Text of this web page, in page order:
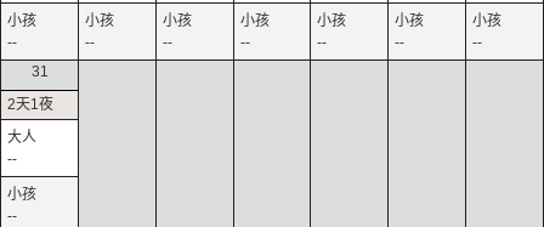
-- -- -- -- -- --
--
31
--
--